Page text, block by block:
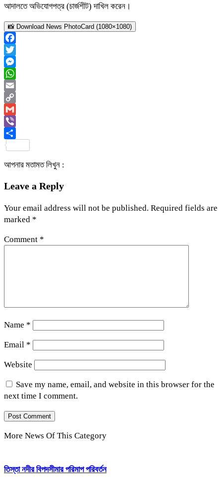
আদালতে অভিযোগপত্র (চার্জশীট) দাখিল করেন।
📸 Download News PhotoCard (1080×1080)
Facebook
Twitter
Messenger
WhatsApp
Email
Copy
Link
Gmail
Viber
আপনার মতামত লিখুন :
Leave a Reply
Your email address will not be published. Required fields are
marked *
Comment *
Name *
Email *
Website
Save my name, email, and website in this browser for the
next time I comment.
More News Of This Category
তিস্তা নদীর বিপদসীমার পরিমাপ পরিবর্তন